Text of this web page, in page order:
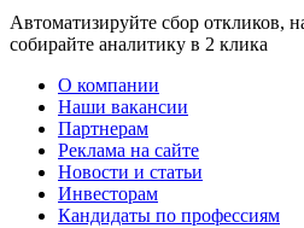
Автоматизируйте сбор откликов,
собирайте аналитику в 2 клика
О компании
Наши вакансии
Партнерам
Реклама на сайте
Новости и статьи
Инвесторам
Кандидаты по профессиям